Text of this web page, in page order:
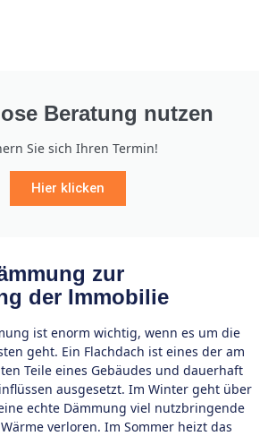
Beratung nutzen
Sie sich Ihren Termin!
Hier klicken
zur
der Immobilie
ist enorm wichtig, wenn es um die
geht. Ein Flachdach ist eines der am
Teile eines Gebäudes und dauerhaft
ausgesetzt. Im Winter geht über
echte Dämmung viel nutzbringende
verloren. Im Sommer heizt das